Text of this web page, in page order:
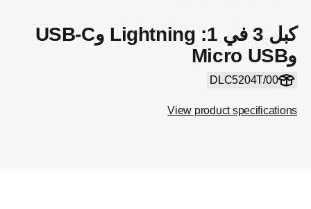
كبل 3 في 1: Lightning وUSB-C
وMicro USB
DLC5204T/00
View product specifications